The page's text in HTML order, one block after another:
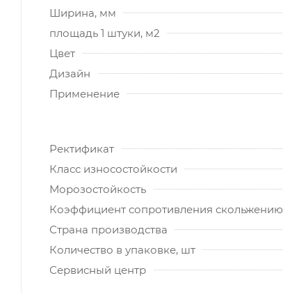
Ширина, мм
площадь 1 штуки, м2
Цвет
Дизайн
Применение
Ректификат
Класс износостойкости
Морозостойкость
Коэффициент сопротивления скольжению
Страна производства
Количество в упаковке, шт
Сервисный центр